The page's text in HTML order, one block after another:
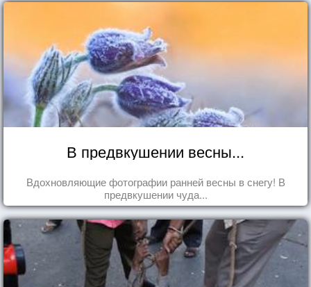
В предвкушении весны...
Вдохновляющие фотографии ранней весны в снегу! В
предвкушении чуда...